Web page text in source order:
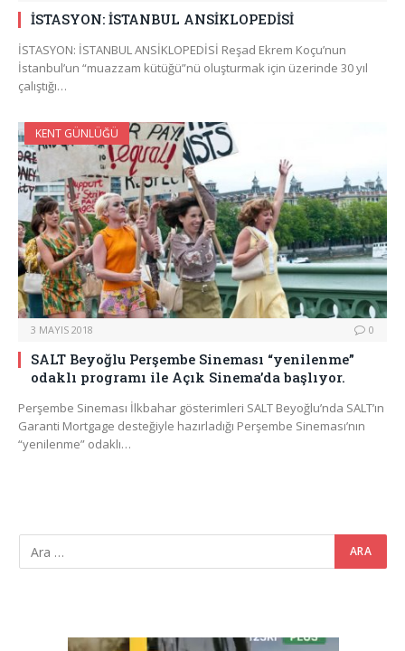
İSTASYON: İSTANBUL ANSİKLOPEDİSİ
İSTASYON: İSTANBUL ANSİKLOPEDİSİ Reşad Ekrem Koçu’nun
İstanbul’un “muazzam kütüğü”nü oluşturmak için üzerinde 30 yıl
çalıştığı…
KENT GÜNLÜĞÜ
3 MAYIS 2018 0
SALT Beyoğlu Perşembe Sineması “yenilenme”
odaklı programı ile Açık Sinema’da başlıyor.
Perşembe Sineması İlkbahar gösterimleri SALT Beyoğlu’nda SALT’ın
Garanti Mortgage desteğiyle hazırladığı Perşembe Sineması’nın
“yenilenme” odaklı…
Video